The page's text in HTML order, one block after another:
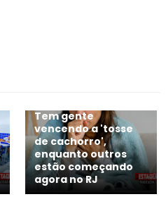
Tem gente
vencendo a 'tosse
de cachorro',
enquanto outros
estão começando
agora no RJ